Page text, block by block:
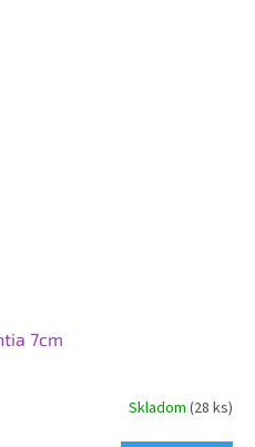
7cm
Skladom (28 ks)